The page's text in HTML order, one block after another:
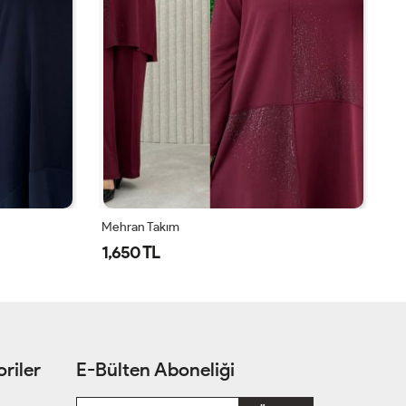
Mehran Takım
1,650 TL
E-Bülten Aboneliği